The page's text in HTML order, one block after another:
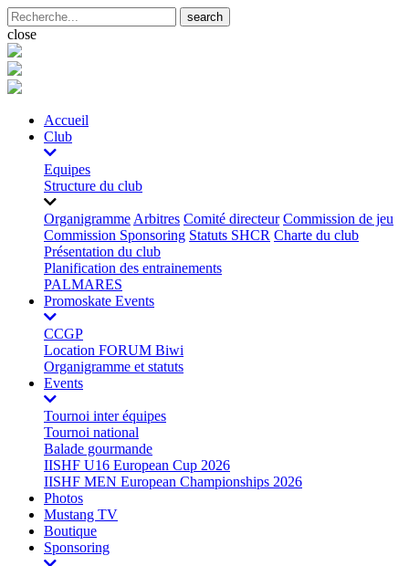
search
close
Accueil
Club
Equipes
Structure du club
Organigramme Arbitres Comité directeur Commission de jeu
Commission Sponsoring Statuts SHCR Charte du club
Présentation du club
Planification des entrainements
PALMARES
Promoskate Events
CCGP
Location FORUM Biwi
Organigramme et statuts
Events
Tournoi inter équipes
Tournoi national
Balade gourmande
IISHF U16 European Cup 2026
IISHF MEN European Championships 2026
Photos
Mustang TV
Boutique
Sponsoring